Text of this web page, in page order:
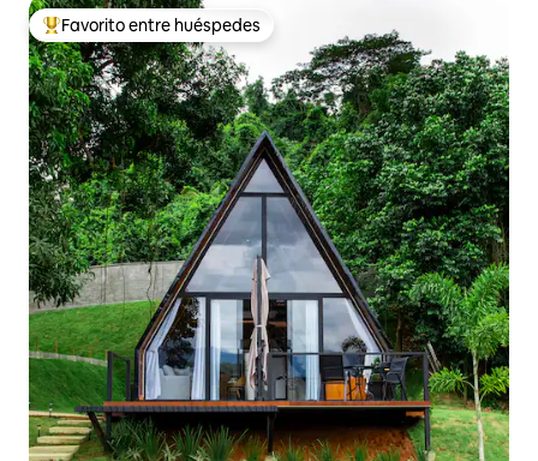
De los mejores en Favorito entre huéspedes
Favorito entre huéspedes